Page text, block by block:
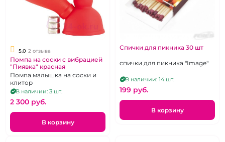
5.0 2 отзыва
Помпа на соски с вибрацией
"Пиявка" красная
Помпа малышка на соски и
клитор
В наличии: 3 шт.
2 300 pуб.
В корзину
Спички для пикника 30 шт
спички для пикника "Image"
В наличии: 14 шт.
199 pуб.
В корзину